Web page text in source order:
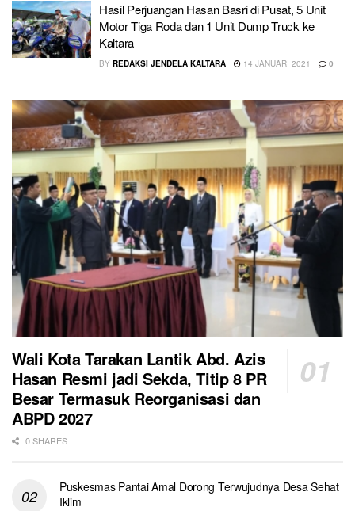
Hasil Perjuangan Hasan Basri di Pusat, 5 Unit
Motor Tiga Roda dan 1 Unit Dump Truck ke
Kaltara
BY REDAKSI JENDELA KALTARA 14 JANUARI 2021 0
Wali Kota Tarakan Lantik Abd. Azis
Hasan Resmi jadi Sekda, Titip 8 PR
Besar Termasuk Reorganisasi dan
ABPD 2027
0 SHARES
Puskesmas Pantai Amal Dorong Terwujudnya Desa Sehat
Iklim